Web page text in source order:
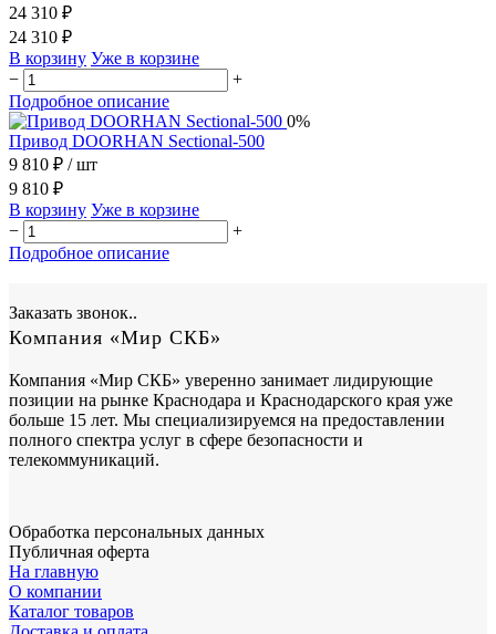
24 310 ₽
24 310 ₽
В корзину Уже в корзине
−
+
Подробное описание
0%
Привод DOORHAN Sectional-500
9 810 ₽ / шт
9 810 ₽
В корзину Уже в корзине
−
+
Подробное описание
Заказать звонок..
Компания «Мир СКБ»
Компания «Мир СКБ» уверенно занимает лидирующие
позиции на рынке Краснодара и Краснодарского края уже
больше 15 лет. Мы специализируемся на предоставлении
полного спектра услуг в сфере безопасности и
телекоммуникаций.
Обработка персональных данных
Публичная оферта
На главную
О компании
Каталог товаров